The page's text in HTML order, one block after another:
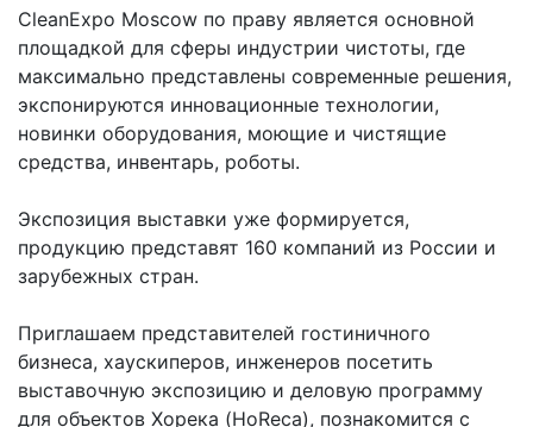
CleanExpo Moscow по праву является основной
площадкой для сферы индустрии чистоты, где
максимально представлены современные решения,
экспонируются инновационные технологии,
новинки оборудования, моющие и чистящие
средства, инвентарь, роботы.
Экспозиция выставки уже формируется,
продукцию представят 160 компаний из России и
зарубежных стран.
Приглашаем представителей гостиничного
бизнеса, хаускиперов, инженеров посетить
выставочную экспозицию и деловую программу
для объектов Хорека (HoReca), познакомится с